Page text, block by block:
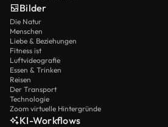
Bilder
Die Natur
Menschen
Liebe & Beziehungen
Fitness ist
Luftvideografie
Essen & Trinken
Reisen
Der Transport
Technologie
Zoom virtuelle Hintergründe
KI-Workflows